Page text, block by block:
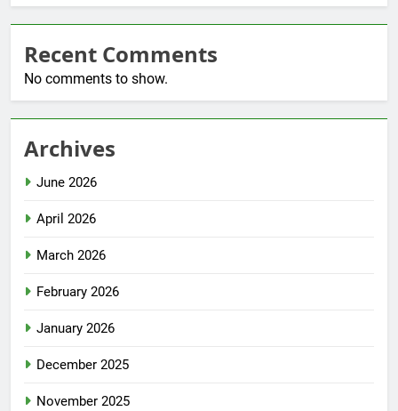
Recent Comments
No comments to show.
Archives
June 2026
April 2026
March 2026
February 2026
January 2026
December 2025
November 2025